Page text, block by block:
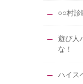
○○村診
遊び人
な！
ハイス